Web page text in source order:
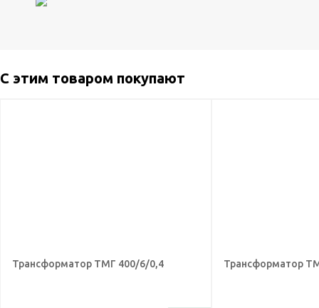
С этим товаром покупают
Трансформатор ТМГ 400/6/0,4 Трансформатор